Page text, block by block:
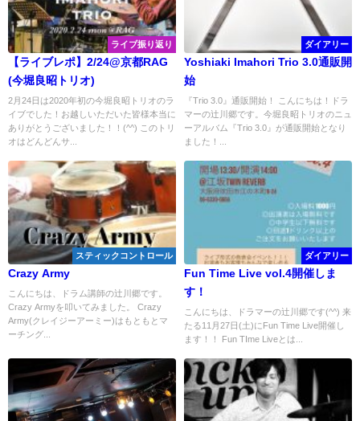
ライブ振り返り
【ライブレポ】2/24@京都RAG
(今堀良昭トリオ)
2月24日は2020年初の今堀良昭トリオのラ
イブでした！お越しいただいた皆様本当に
ありがとうございました！！(^^) このトリ
オはどんどんサ...
ダイアリー
Yoshiaki Imahori Trio 3.0通販開
始
『Trio 3.0』通販開始！ こんにちは！ドラ
マーの辻川郷です。今堀良昭トリオのニュ
ーアルバム『Trio 3.0』が通販開始となり
ました！...
スティックコントロール
Crazy Army
こんにちは、ドラム講師の辻川郷です。
Crazy Armyを叩いてみました。 Crazy
Army(クレイジーアーミー)はもともとマ
ーチング...
ダイアリー
Fun Time Live vol.4開催しま
す！
こんにちは、ドラマーの辻川郷です(^^) 来
たる11月27日(土)にFun Time Live開催し
ます！！ Fun TIme Liveとは...